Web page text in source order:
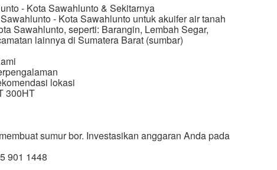
- Kota Sawahlunto & Sekitarnya
- Kota Sawahlunto untuk akuifer air tanah
Sawahlunto, seperti: Barangin, Lembah Segar,
lainnya di Sumatera Barat (sumbar)
lokasi
300HT
sumur bor. Investasikan anggaran Anda pada
901 1448